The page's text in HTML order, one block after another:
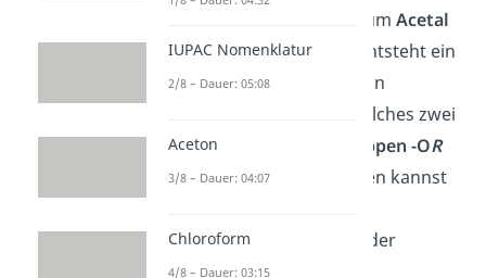
zumAcetal
weiter reagieren. Dabei entsteht ein
geminalerDiether
, also ein
Kohlenstoffatom C, an welches zwei
Alkoxy- oder Aryloxygruppen -OR
gebunden sind. Verwenden kannst
Schutzgruppe
für Diole oder
Carbonylgruppen.
IUPAC Nomenklatur
2/8 – Dauer: 05:08
Aceton
3/8 – Dauer: 04:07
Chloroform
4/8 – Dauer: 03:15